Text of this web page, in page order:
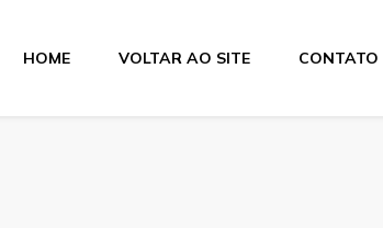
HOME VOLTAR AO SITE CONTATO